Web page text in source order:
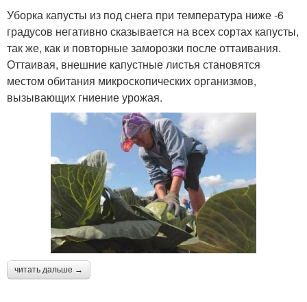
Уборка капусты из под снега при температура ниже -6
градусов негативно сказывается на всех сортах капусты,
так же, как и повторные заморозки после оттаивания.
Оттаивая, внешние капустные листья становятся
местом обитания микроскопических организмов,
вызывающих гниение урожая.
читать дальше →